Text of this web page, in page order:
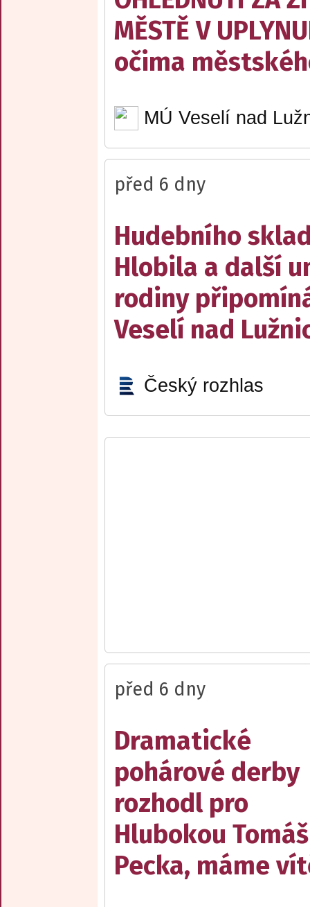
MĚSTĚ V
očima
MÚ Veselí nad
před 6 dny
Hudebního
Hlobila a další
rodiny
Veselí nad
Český rozhlas
před 6 dny
Dramatické
pohárové derby
rozhodl pro
Hlubokou Tomáš
Pecka, máme